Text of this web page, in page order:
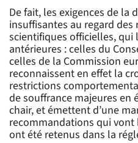
De fait, les exigences de
insuffisantes au regard
scientifiques officielles,
antérieures : celles du
celles de la Commission
reconnaissent en effet la
restrictions
de souffrance majeures en
chair, et émettent d’une
recommandations qui
ont été retenus dans la